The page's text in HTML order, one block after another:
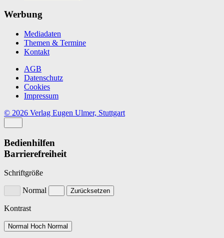
Werbung
Mediadaten
Themen & Termine
Kontakt
AGB
Datenschutz
Cookies
Impressum
© 2026 Verlag Eugen Ulmer, Stuttgart
Bedienhilfen
Barrierefreiheit
Schriftgröße
Normal Zurücksetzen
Kontrast
Normal Hoch Normal